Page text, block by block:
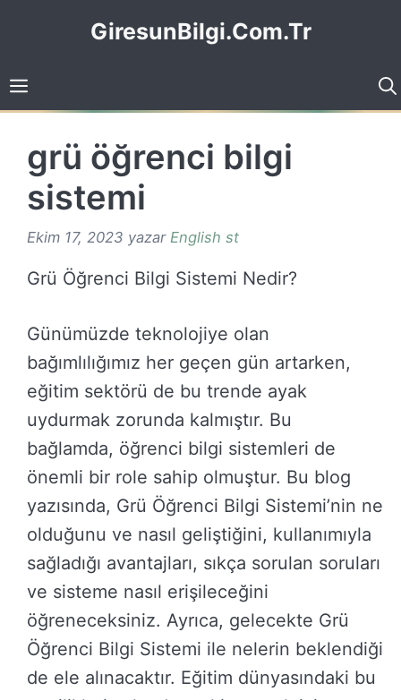
GiresunBilgi.Com.Tr
grü öğrenci bilgi
sistemi
Ekim 17, 2023 yazar English st
Grü Öğrenci Bilgi Sistemi Nedir?
Günümüzde teknolojiye olan
bağımlılığımız her geçen gün artarken,
eğitim sektörü de bu trende ayak
uydurmak zorunda kalmıştır. Bu
bağlamda, öğrenci bilgi sistemleri de
önemli bir role sahip olmuştur. Bu blog
yazısında, Grü Öğrenci Bilgi Sistemi’nin ne
olduğunu ve nasıl geliştiğini, kullanımıyla
sağladığı avantajları, sıkça sorulan soruları
ve sisteme nasıl erişileceğini
öğreneceksiniz. Ayrıca, gelecekte Grü
Öğrenci Bilgi Sistemi ile nelerin beklendiği
de ele alınacaktır. Eğitim dünyasındaki bu